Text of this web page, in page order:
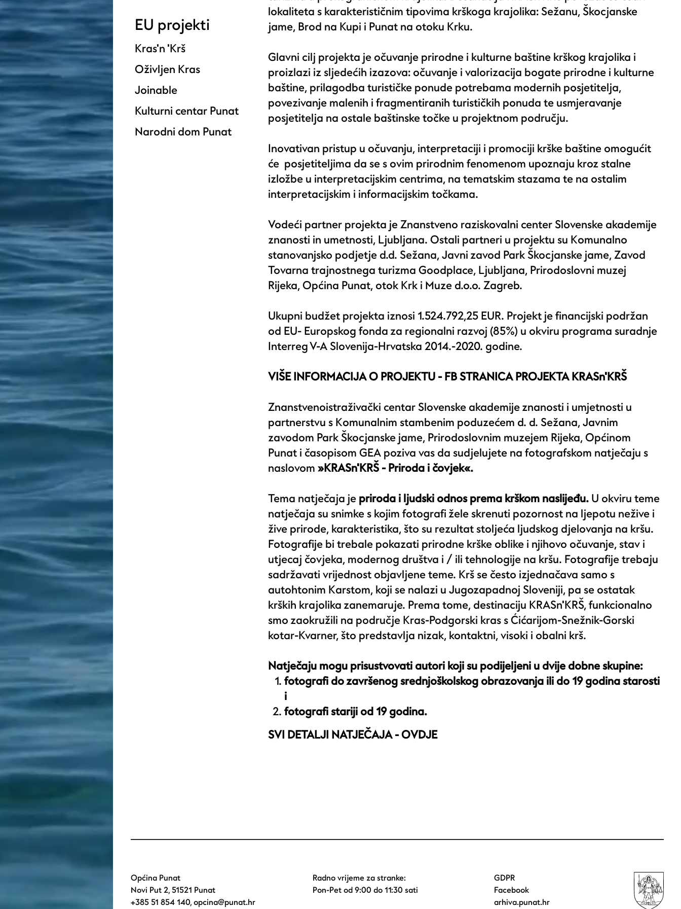
EU projekti
Kras'n 'Krš
Oživljen Kras
Joinable
Kulturni centar Punat
Narodni dom Punat
lokaliteta s karakterističnim tipovima krškoga krajolika: Sežanu, Škocjanske
jame, Brod na Kupi i Punat na otoku Krku.
Glavni cilj projekta je očuvanje prirodne i kulturne baštine krškog krajolika i
proizlazi iz sljedećih izazova: očuvanje i valorizacija bogate prirodne i kulturne
baštine, prilagodba turističke ponude potrebama modernih posjetitelja,
povezivanje malenih i fragmentiranih turističkih ponuda te usmjeravanje
posjetitelja na ostale baštinske točke u projektnom području.
Inovativan pristup u očuvanju, interpretaciji i promociji krške baštine omogućit
će posjetiteljima da se s ovim prirodnim fenomenom upoznaju kroz stalne
izložbe u interpretacijskim centrima, na tematskim stazama te na ostalim
interpretacijskim i informacijskim točkama.
Vodeći partner projekta je Znanstveno raziskovalni center Slovenske akademije
znanosti in umetnosti, Ljubljana. Ostali partneri u projektu su Komunalno
stanovanjsko podjetje d.d. Sežana, Javni zavod Park Škocjanske jame, Zavod
Tovarna trajnostnega turizma Goodplace, Ljubljana, Prirodoslovni muzej
Rijeka, Općina Punat, otok Krk i Muze d.o.o. Zagreb.
Ukupni budžet projekta iznosi 1.524.792,25 EUR. Projekt je financijski podržan
od EU- Europskog fonda za regionalni razvoj (85%) u okviru programa suradnje
Interreg V-A Slovenija-Hrvatska 2014.-2020. godine.
VIŠE INFORMACIJA O PROJEKTU -FB STRANICA PROJEKTA KRASn'KRŠ
Znanstvenoistraživački centar Slovenske akademije znanosti i umjetnosti u
partnerstvu s Komunalnim stambenim poduzećem d. d. Sežana, Javnim
zavodom Park Škocjanske jame, Prirodoslovnim muzejem Rijeka, Općinom
Punat i časopisom GEA poziva vas da sudjelujete na fotografskom natječaju s
naslovom»KRASn'KRŠ - Priroda i čovjek«.
Tema natječaja je priroda i ljudski odnos prema krškom naslijeđu. U okviru teme
natječaja su snimke s kojim fotografi žele skrenuti pozornost na ljepotu nežive i
žive prirode, karakteristika, što su rezultat stoljeća ljudskog djelovanja na kršu.
Fotografije bi trebale pokazati prirodne krške oblike i njihovo očuvanje, stav i
utjecaj čovjeka, modernog društva i / ili tehnologije na kršu. Fotografije trebaju
sadržavati vrijednost objavljene teme. Krš se često izjednačava samo s
autohtonim Karstom, koji se nalazi u Jugozapadnoj Sloveniji, pa se ostatak
krških krajolika zanemaruje. Prema tome, destinaciju KRASn'KRŠ, funkcionalno
smo zaokružili na područje Kras-Podgorski kras s Ćićarijom-Snežnik-Gorski
kotar-Kvarner, što predstavlja nizak, kontaktni, visoki i obalni krš.
Natječaju mogu prisustvovati autori koji su podijeljeni u dvije dobne skupine:
fotografi do završenog srednjoškolskog obrazovanja ili do 19 godina starosti
i
fotografi stariji od 19 godina.
SVI DETALJI NATJEČAJA -OVDJE
Općina Punat
Novi Put 2, 51521 Punat
+385 51 854 140,opcina@punat.hr
Radno vrijeme za stranke:
Pon-Pet od 9:00 do 11:30 sati
GDPR
Facebook
arhiva.punat.hr